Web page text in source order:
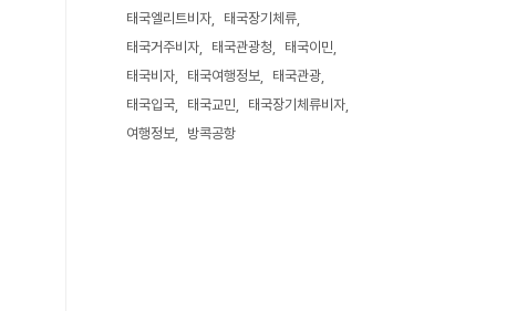
태국엘리트비자
태국장기체류
태국거주비자
태국관광청
태국이민
태국비자
태국여행정보
태국관광
태국입국
태국교민
태국장기체류비자
여행정보
방콕공항